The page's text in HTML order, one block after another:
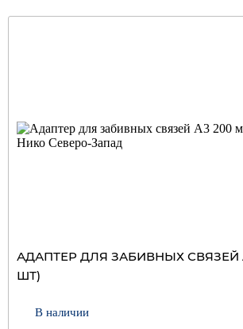
АДАПТЕР ДЛЯ ЗАБИВНЫХ СВЯЗЕЙ
ШТ)
В наличии